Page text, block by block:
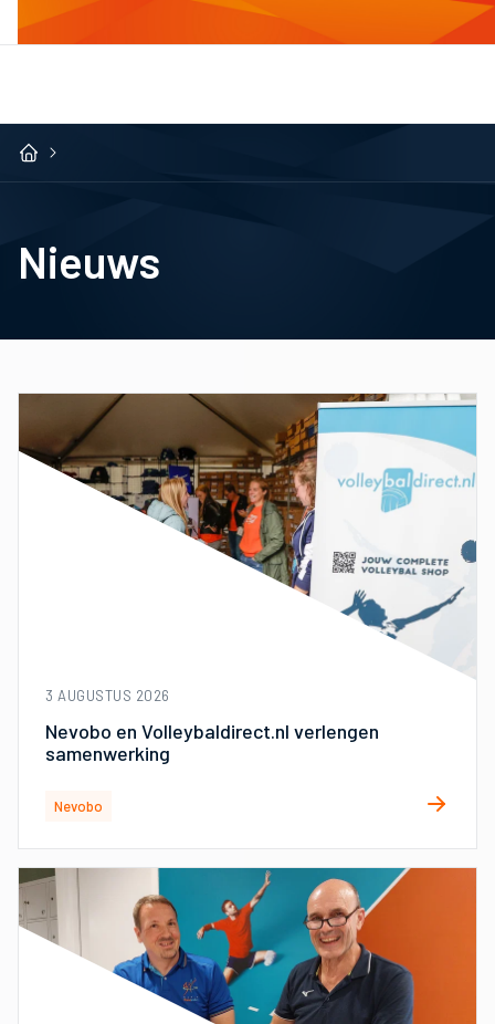
Nieuws
3 AUGUSTUS 2026
Nevobo en Volleybaldirect.nl verlengen
samenwerking
Nevobo